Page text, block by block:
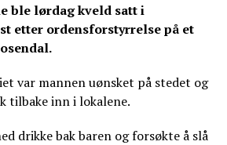
ble lørdag kveld satt i
etter ordensforstyrrelse på et
var mannen uønsket på stedet og
tilbake inn i lokalene.
drikke bak baren og forsøkte å slå